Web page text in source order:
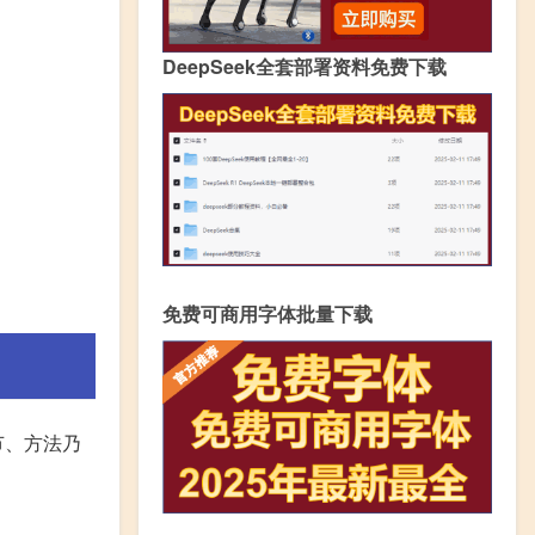
方法乃
DeepSeek全套部署资料免费下载
免费可商用字体批量下载